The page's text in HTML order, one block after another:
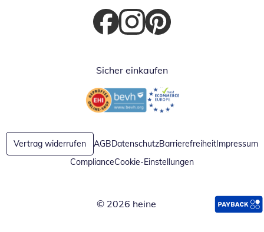
Öffnet in neuem Fenster
Öffnet in neuem Fenster
Öffnet in neuem Fenster
Sicher einkaufen
Öffnet in neuem FensterÖffnet in neuem Fenster
Vertrag widerrufen AGBDatenschutzBarrierefreiheitImpressum
ComplianceCookie-Einstellungen
© 2026 heine